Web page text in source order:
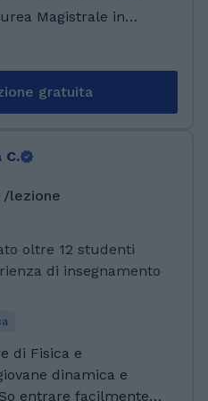
Magistrale in
presso l'Università di
che scientifico. Ho
che essere a
e impartire loro un
fondamentale e
di crescita. Mi
empatica e in
situazioni. Ho
altri studenti sia
secondaria,
positivi. Ho
con votazione
gratuita
C.
/lezione
oltre 12 studenti
di insegnamento
di Fisica e
dinamica e
entrare facilmente